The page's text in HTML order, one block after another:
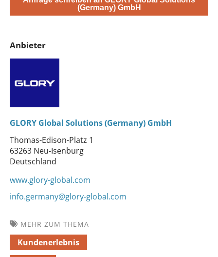
(Germany) GmbH
Anbieter
GLORY Global Solutions (Germany) GmbH
Thomas-Edison-Platz 1
63263 Neu-Isenburg
Deutschland
www.glory-global.com
info.germany@glory-global.com
MEHR ZUM THEMA
Kundenerlebnis